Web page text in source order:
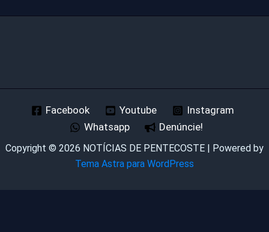
Facebook Youtube
Instagram
Whatsapp
Denúncie!
Copyright © 2026 NOTÍCIAS DE PENTECOSTE | Powered by
Tema Astra para WordPress